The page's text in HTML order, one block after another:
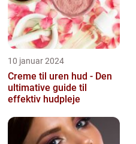
10 januar 2024
Creme til uren hud - Den
ultimative guide til
effektiv hudpleje